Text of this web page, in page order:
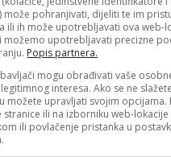
može pohranjivati, dijeliti te im
ili ih može upotrebljavati ova web-
možemo upotrebljavati precizne
Popis partnera.
mogu obrađivati vaše
interesa. Ako se ne
možete upravljati svojim opcijama.
stranice ili na izborniku web-
ili povlačenje pristanka u